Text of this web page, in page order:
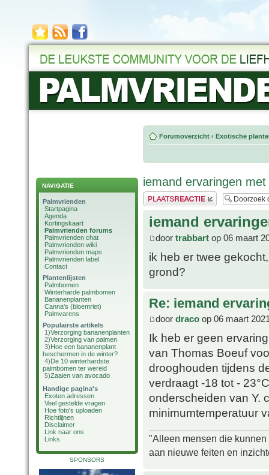
NAVIGATIE
Palmvrienden
Startpagina
Agenda
Kortingskaart
Palmvrienden forums
Palmvrienden chat
Palmvrienden wiki
Palmvrienden maps
Palmvrienden label
Contact
Plantenlijsten
Palmbomen
Winterharde palmbomen
Bananenplanten
Canna's (bloemriet)
Palmvarens
Populairste artikels
1)Verzorging bananenplanten
2)Verzorging van palmen
3)Hoe een bananenplant
beschermen in de winter?
4)De 10 winterhardste
palmbomen ter wereld
5)Zaaien van avocado
Handige pagina's
Exoten adressen
Veel gestelde vragen
Hoe foto's uploaden
Richtlijnen
Disclaimer
Link naar ons
Links
SPONSORS
Forumoverzicht ‹ Exotische
iemand ervaringen
Plaats een reactie
iemand
door trabbart op 06 maart
ik heb er twee
grond?
Re: iemand
door draco op 06 maart
Ik heb er geen
van Thomas Boeuf
drooghouden tijdens
verdraagt -18 tot -
onderscheiden van Y.
minimumtemperatuur
"Alleen mensen die
aan nieuwe feiten en